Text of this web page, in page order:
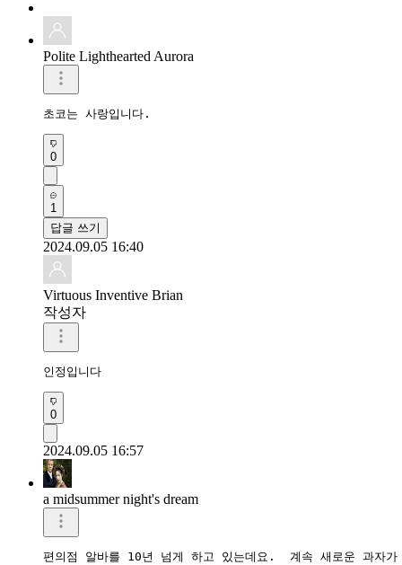
Polite Lighthearted Aurora
초코는 사랑입니다.
0
1
답글 쓰기
2024.09.05 16:40
Virtuous Inventive Brian
작성자
인정입니다
0
2024.09.05 16:57
a midsummer night's dream
편의점 알바를 10년 넘게 하고 있는데요.  계속 새로운 과자